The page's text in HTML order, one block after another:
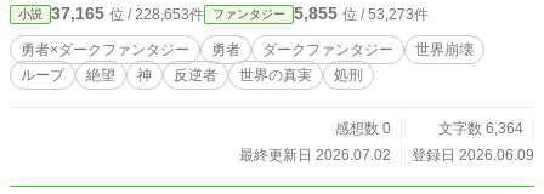
小説 37,165 位 / 228,653件 ファンタジー 5,855 位 / 53,273件
勇者×ダークファンタジー 勇者 ダークファンタジー
世界崩壊
ループ
絶望 神 反逆者 世界の真実 処刑
感想数 0
文字数 6,364
最終更新日 2026.07.02
登録日 2026.06.09